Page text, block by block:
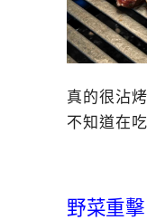
真的很沾
不知道在
野菜重